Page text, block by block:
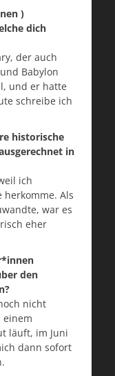
)
dich
der auch
Babylon
und er hatte
schreibe ich
historische
in
ich
Als
war es
eher
den
nicht
einem
läuft, im Juni
dann sofort